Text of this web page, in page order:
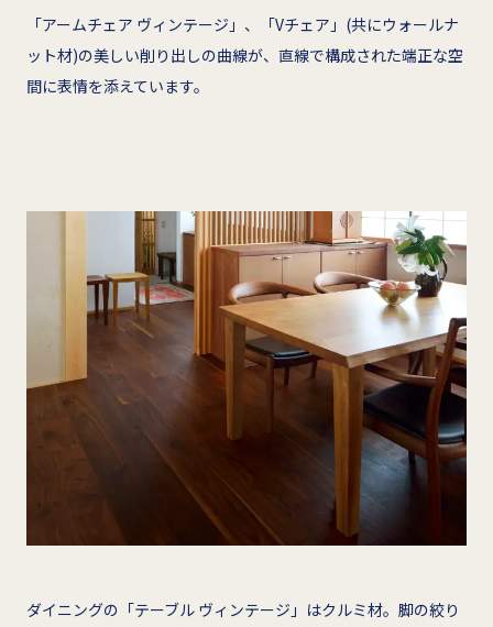
「アームチェア ヴィンテージ」、「Vチェア」(共にウォールナ
ット材)の美しい削り出しの曲線が、直線で構成された端正な空
間に表情を添えています。
ダイニングの「テーブル ヴィンテージ」はクルミ材。脚の絞り